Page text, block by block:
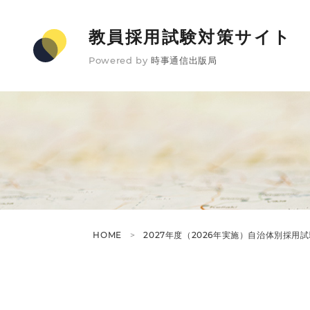
教員採用試験対策サイト
Powered by 時事通信出版局
HOME 2027年度（2026年実施）自治体別採用